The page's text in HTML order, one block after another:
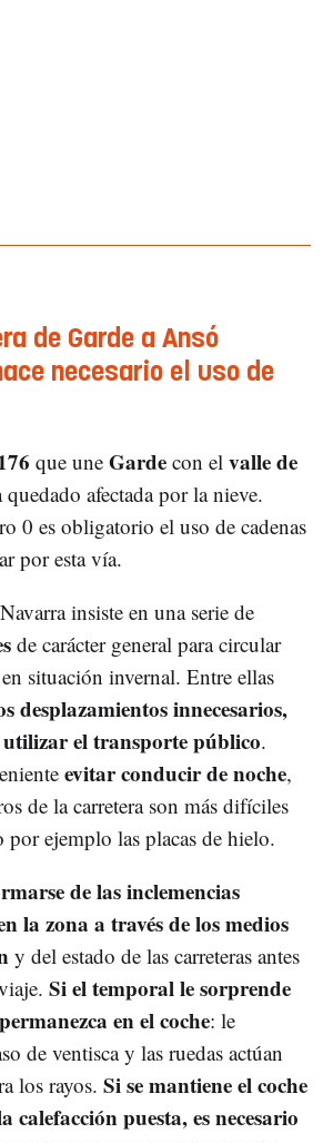
de Garde a Ansó
necesario el uso de
que une Garde con el valle de
afectada por la nieve.
0 es obligatorio el uso de cadenas
por esta vía.
insiste en una serie de
de carácter general para circular
situación invernal. Entre ellas
desplazamientos innecesarios,
el transporte público.
evitar conducir de noche,
de la carretera son más difíciles
por ejemplo las placas de hielo.
de las inclemencias
la zona a través de los medios
y del estado de las carreteras antes
Si el temporal le sorprende
en el coche: le
de ventisca y las ruedas actúan
los rayos. Si se mantiene el coche
calefacción puesta, es necesario